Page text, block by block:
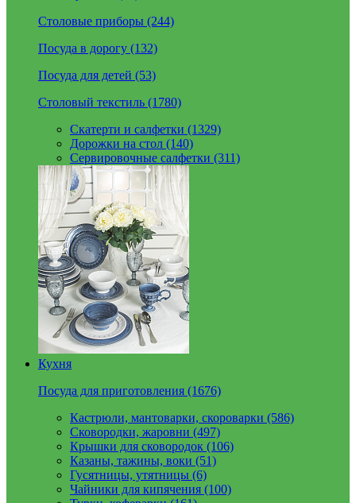
Столовые приборы (244)
Посуда в дорогу (132)
Посуда для детей (53)
Столовый текстиль (1780)
Скатерти и салфетки (1329)
Дорожки на стол (140)
Сервировочные салфетки (311)
Кухня
Посуда для приготовления (1676)
Кастрюли, мантоварки, скороварки (586)
Сковородки, жаровни (497)
Крышки для сковородок (106)
Казаны, тажины, воки (51)
Гусятницы, утятницы (6)
Чайники для кипячения (100)